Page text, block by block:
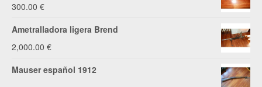
300.00 €
Ametralladora ligera Brend
2,000.00 €
Mauser español 1912